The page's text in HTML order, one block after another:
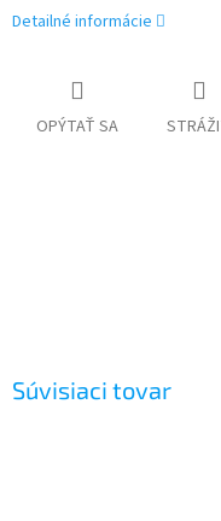
Detailné informácie
OPÝTAŤ SA
Súvisiaci tovar